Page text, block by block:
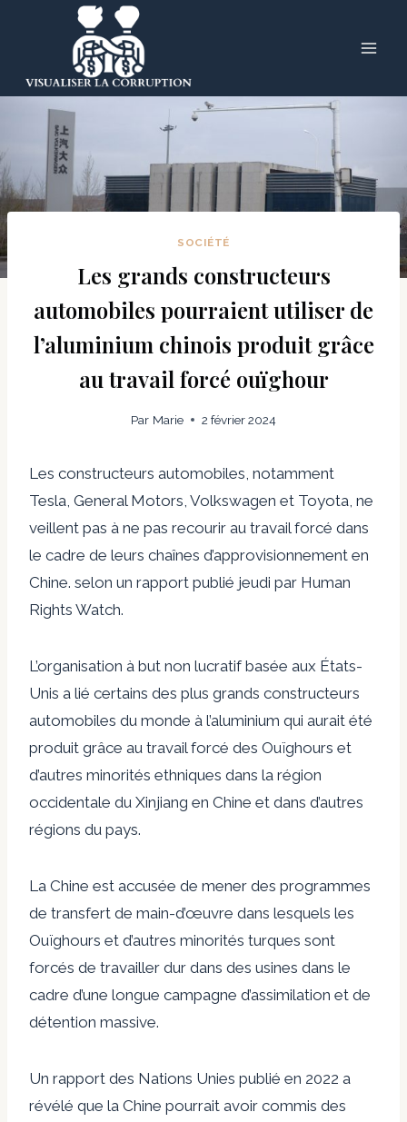
SOCIÉTÉ
Les grands constructeurs
automobiles pourraient utiliser de
l’aluminium chinois produit grâce
au travail forcé ouïghour
Par Marie 2 février 2024
Les constructeurs automobiles, notamment
Tesla, General Motors, Volkswagen et Toyota, ne
veillent pas à ne pas recourir au travail forcé dans
le cadre de leurs chaînes d’approvisionnement en
Chine. selon un rapport publié jeudi par Human
Rights Watch.
L’organisation à but non lucratif basée aux États-
Unis a lié certains des plus grands constructeurs
automobiles du monde à l’aluminium qui aurait été
produit grâce au travail forcé des Ouïghours et
d’autres minorités ethniques dans la région
occidentale du Xinjiang en Chine et dans d’autres
régions du pays.
La Chine est accusée de mener des programmes
de transfert de main-d’œuvre dans lesquels les
Ouïghours et d’autres minorités turques sont
forcés de travailler dur dans des usines dans le
cadre d’une longue campagne d’assimilation et de
détention massive.
Un rapport des Nations Unies publié en 2022 a
révélé que la Chine pourrait avoir commis des